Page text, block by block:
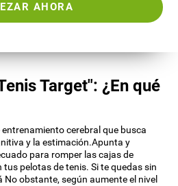
AHORA
Target": ¿En qué
entrenamiento cerebral que busca
y la estimación.Apunta y
para romper las cajas de
pelotas de tenis. Si te quedas sin
No obstante, según aumente el nivel